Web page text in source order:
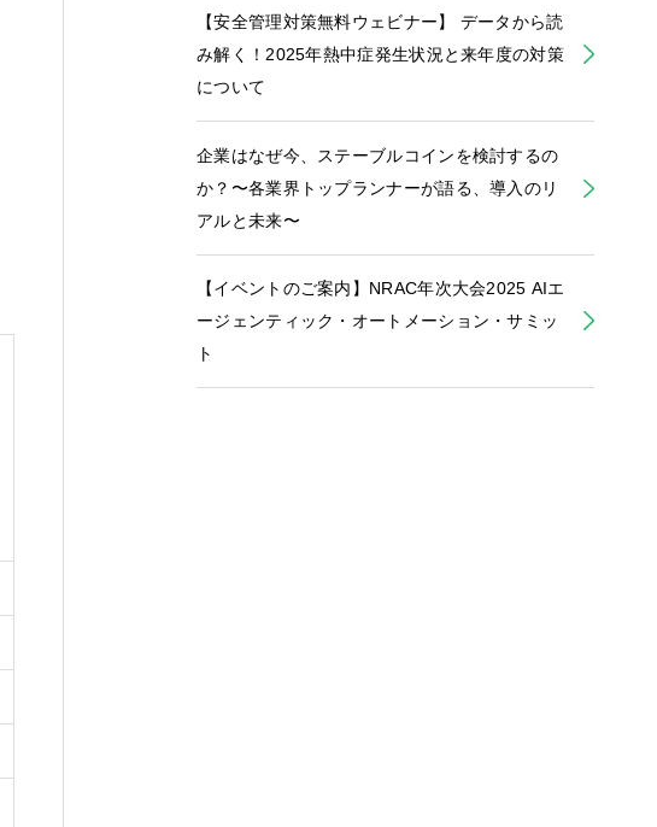
【安全管理対策無料ウェビナー】 データから読
み解く！2025年熱中症発生状況と来年度の対策
について
企業はなぜ今、ステーブルコインを検討するの
か？〜各業界トップランナーが語る、導入のリ
アルと未来〜
【イベントのご案内】NRAC年次大会2025 AIエ
ージェンティック・オートメーション・サミッ
ト